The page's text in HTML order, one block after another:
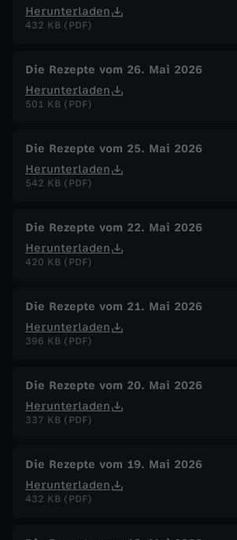
Herunterladen
432 KB (PDF)
Die Rezepte vom 26. Mai 2026
Herunterladen
501 KB (PDF)
Die Rezepte vom 25. Mai 2026
Herunterladen
542 KB (PDF)
Die Rezepte vom 22. Mai 2026
Herunterladen
420 KB (PDF)
Die Rezepte vom 21. Mai 2026
Herunterladen
396 KB (PDF)
Die Rezepte vom 20. Mai 2026
Herunterladen
337 KB (PDF)
Die Rezepte vom 19. Mai 2026
Herunterladen
432 KB (PDF)